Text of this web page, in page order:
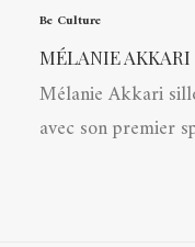
Be Culture
MÉLANIE AKKARI
Mélanie Akkari
avec son premier